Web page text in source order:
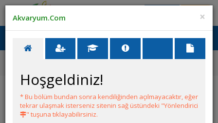
Ana Menü
Orta ve Kuzey Amerikan Cichlidleri Tanıtımı
Flowerhorn Çifti
YANIT YAZ
×
Akvaryum.Com
Hoşgeldiniz!
* Bu bölüm bundan sonra kendiliğinden açılmayacaktır, eğer
tekrar ulaşmak isterseniz sitenin sağ üstündeki "Yönlendirici
" tuşuna tıklayabilirsiniz.